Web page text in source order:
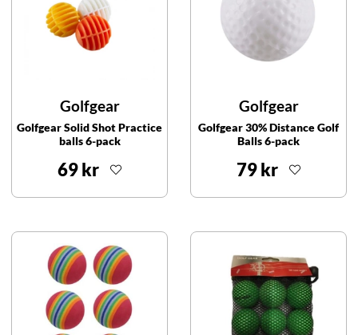
Golfgear
Golfgear Solid Shot Practice
balls 6-pack
69 kr
Golfgear
Golfgear 30% Distance Golf
Balls 6-pack
79 kr